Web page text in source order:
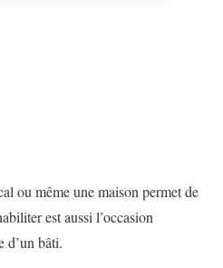
ou même une maison permet de
est aussi l’occasion
d’un bâti.